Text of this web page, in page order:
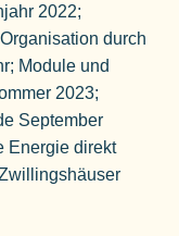
2022;
durch
Module und
2023;
September
Energie direkt